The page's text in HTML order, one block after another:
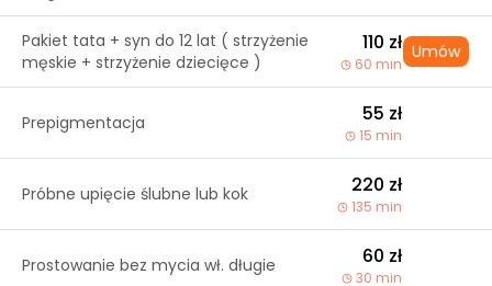
Pakiet tata + syn do 12 lat ( strzyżenie
męskie + strzyżenie dziecięce )
110 zł
60 min
Umów
Prepigmentacja 55 zł
15 min
Próbne upięcie ślubne lub kok 220 zł
135 min
Prostowanie bez mycia wł. długie 60 zł
30 min